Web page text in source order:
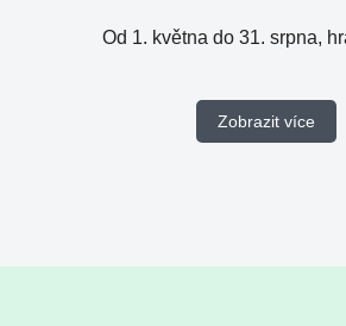
Od 1. května do 31. srpna,
Zobrazit více